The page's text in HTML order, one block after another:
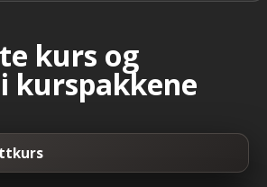
kurs og
kurspakkene